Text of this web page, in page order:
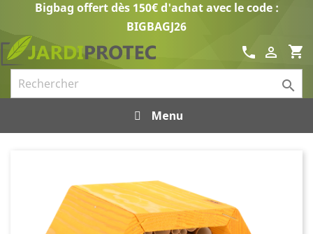
Bigbag offert dès 150€ d'achat avec le code :
BIGBAGJ26
shopping_cart

call

Menu